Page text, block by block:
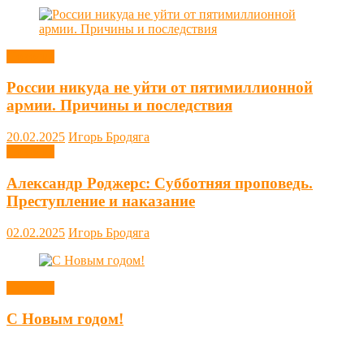
России никуда не уйти от пятимиллионной
армии. Причины и последствия
20.02.2025 Игорь Бродяга
Александр Роджерс: Субботняя проповедь.
Преступление и наказание
02.02.2025 Игорь Бродяга
С Новым годом!